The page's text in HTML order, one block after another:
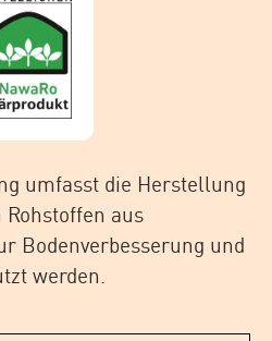
umfasst die Herstellung
aus
Bodenverbesserung und
werden.